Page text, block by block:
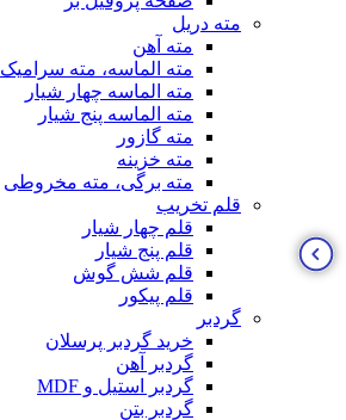
مته دریل
مته آهن
مته الماسه، مته سرامیک
مته الماسه چهار شیار
مته الماسه پنج شیار
مته گازور
مته خزینه
مته برگی، مته مخروطی
قلم تخریب
قلم چهار شیار
قلم پنج شیار
قلم شش گوش
قلم پیکور
گردبر
خرید گردبر پرسلان
گردبر آهن
گردبر استیل و MDF
گردبر بتن